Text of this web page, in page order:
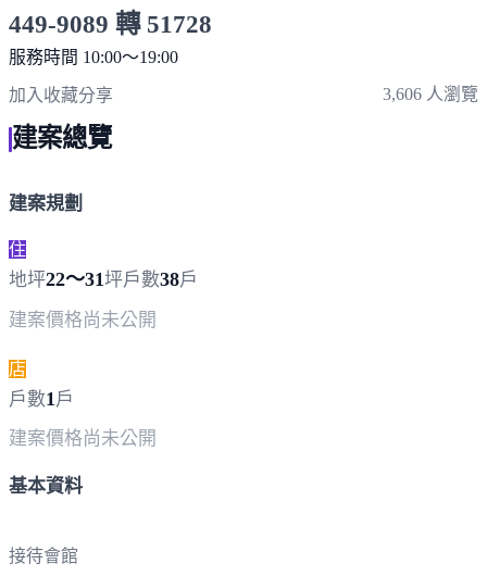
449-9089 轉 51728
服務時間 10:00～19:00
加入收藏分享 3,606 人瀏覽
建案總覽
建案規劃
住
地坪22～31坪戶數38戶
建案價格尚未公開
店
戶數1 戶
建案價格尚未公開
基本資料
接待會館